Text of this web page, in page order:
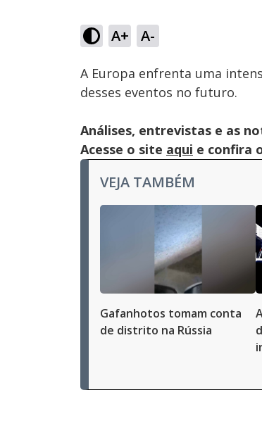
A+ A-
Ativar
Som
13.98%
A Europa enfrenta uma
desses eventos no futuro.
Análises, entrevistas e as
Acesse o site aqui e confira
VEJA TAMBÉM
Gafanhotos tomam conta
de distrito na Rússia